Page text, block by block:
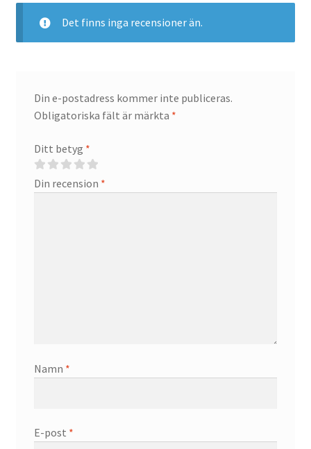
Det finns inga recensioner än.
Din e-postadress kommer inte publiceras.
Obligatoriska fält är märkta *
Ditt betyg *
Din recension *
Namn *
E-post *